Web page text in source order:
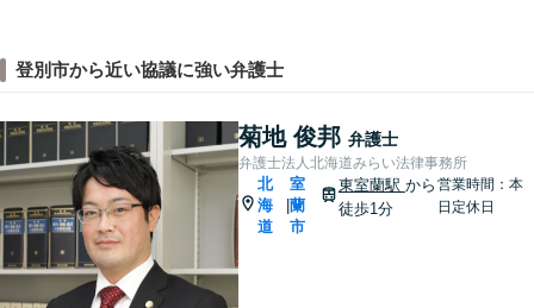
登別市から近い協議に強い弁護士
菊地 俊邦 弁護士
弁護士法人北海道みらい法律事務所
北
海
道
|
室
蘭
市
東室蘭駅 から
徒歩1分
営業時間：本
日定休日